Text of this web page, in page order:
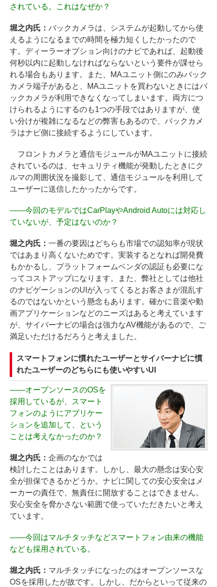
されている。これはなぜか？
堀之内氏： バックカメラは、システムが起動してから使
えるようになるまでの時間を極力短くしたかったので
す。ディーラーオプション向けのナビであれば、起動後
何秒以内に起動しなければならないという要件が課せら
れる場合もあります。また、MAユニット側にのみバック
カメラ端子があると、MAユニットを買わないときにはバ
ックカメラが利用できなくなってしまいます。両方につ
けられるようにするのも1つの手段ではありますが、使
い分けが複雑になるなどの弊害もあるので、バックカメ
ラはナビ側に接続するようにしています。
フロントカメラと通信モジュールがMAユニットに接続
されているのは、セキュリティ機能が発動したときにク
ルマの周囲状況を撮影して、通信モジュールを利用して
ユーザーに送信したかったからです。
――今回のモデルではCarPlayやAndroid Autoには対応し
ていないが、予定はないのか？
堀之内氏： 一番の要因はどちらも市場での認知率が現状
ではあまり高くないためです。実装するとなれば開発費
もかかるし、プラットフォームベンダの認証も必要にな
ってコストアップになります。また、弊社としては他社
のナビゲーションのUIが入ってくるとお客さまが混乱す
るのではないかという懸念もあります。確かに音楽や動
画アプリケーションなどのニーズはあると考えています
が、サイバーナビの場合は強力なAV機能があるので、ご
満足いただけるだろうと考えました。
スマートフォンに慣れたユーザーとサイバーナビに慣
れたユーザーのどちらにも使いやすいUI
――オープンソースのOSを
採用しているが、スマート
フォンのようにアプリケー
ションを追加して、という
ことは考えなかったのか？
堀之内氏： 企画のなかでは
検討したことはあります。しかし、最大の懸念は安心安
全が担保できるかどうか。ナビに関しての安心安全はメ
ーカーの責任で、無責任に開放することはできません。
安心安全を脅かさない範囲で使っていただきたいと考え
ています。
――今回はマルチタッチなどスマートフォン由来の機能
なども採用されている。
堀之内氏： マルチタッチになったのはオープンソースな
OSを採用したが故です。しかし、だからといって従来の